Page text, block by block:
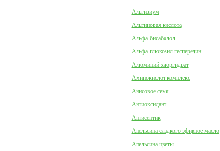
Альгизиум
Альгиновая кислота
Альфа-бисаболол
Альфа-глюкозил геспередин
Алюминий хлоргидрат
Аминокислот комплекс
Анисовое семя
Антиоксидант
Антисептик
Апельсина сладкого эфирное масло
Апельсина цветы